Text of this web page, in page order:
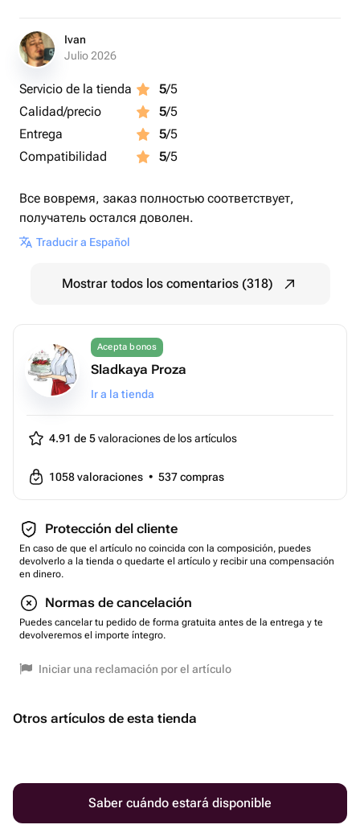
Ivan
Julio 2026
Servicio de la tienda 5/5
Calidad/precio
5/5
Entrega
5/5
Compatibilidad
5/5
Все вовремя, заказ полностью соответствует,
получатель остался доволен.
Traducir a Español
Mostrar todos los comentarios (318)
Acepta bonos
Sladkaya Proza
Ir a la tienda
4.91 de 5valoraciones de los artículos
1058valoraciones • 537compras
Protección del cliente
En caso de que el artículo no coincida con la composición, puedes
devolverlo a la tienda o quedarte el artículo y recibir una compensación
en dinero.
Normas de cancelación
Puedes cancelar tu pedido de forma gratuita antes de la entrega y te
devolveremos el importe íntegro.
Iniciar una reclamación por el artículo
Otros artículos de esta tienda
Saber cuándo estará disponible